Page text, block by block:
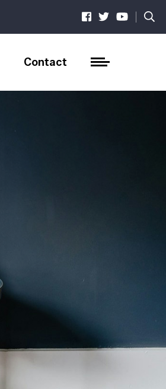
|
Contact